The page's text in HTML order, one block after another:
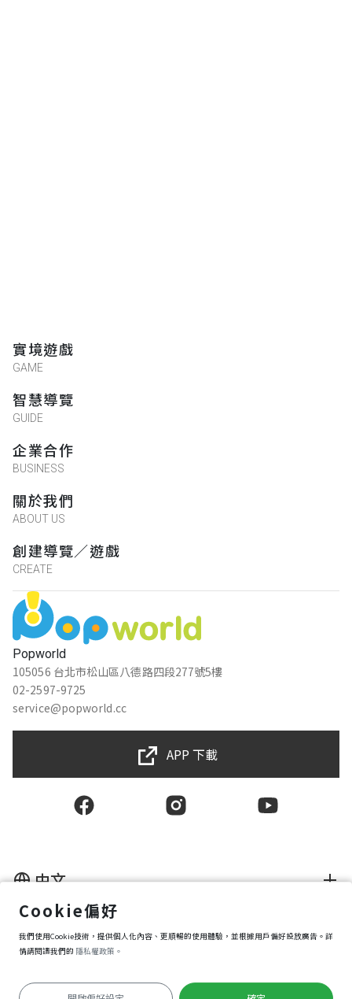
Popworld
105056 台北市松山區八德路四段277號5樓
02-2597-9725
service@popworld.cc
實境遊戲
GAME
智慧導覽
GUIDE
企業合作
BUSINESS
關於我們
ABOUT US
創建導覽／遊戲
CREATE
APP 下載
隱私權保護政策
資訊安全政策
中文
Cookie偏好
我們使用Cookie技術，提供個人化內容、更順暢的使用體驗，並根據用戶偏好投放廣告。詳
情請閱讀我們的 隱私權政策。